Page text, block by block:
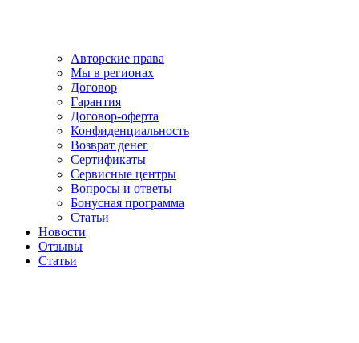
Авторские права
Мы в регионах
Договор
Гарантия
Договор-оферта
Конфиденциальность
Возврат денег
Сертификаты
Сервисные центры
Вопросы и ответы
Бонусная программа
Статьи
Новости
Отзывы
Статьи